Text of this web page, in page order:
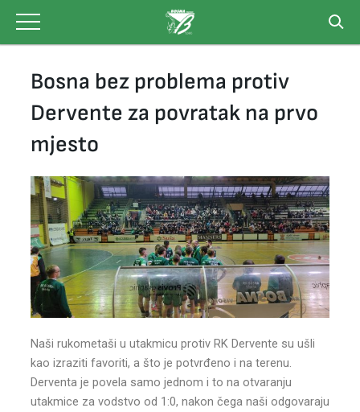
content
Bosna bez problema protiv
Dervente za povratak na prvo
mjesto
Naši rukometaši u utakmicu protiv RK Dervente su ušli
kao izraziti favoriti, a što je potvrđeno i na terenu.
Derventa je povela samo jednom i to na otvaranju
utakmice za vodstvo od 1:0, nakon čega naši odgovaraju